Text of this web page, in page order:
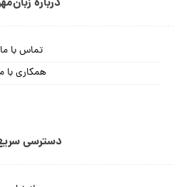
تماس با ما
همکاری با
دسترسی